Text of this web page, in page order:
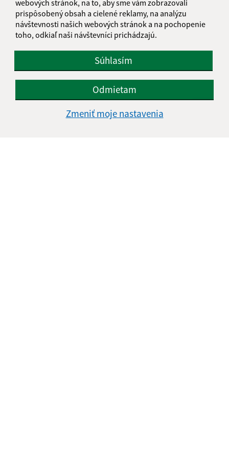
webových stránok, na to, aby sme vám zobrazovali
prispôsobený obsah a cielené reklamy, na analýzu
návštevnosti našich webových stránok a na pochopenie
toho, odkiaľ naši návštevníci prichádzajú.
Súhlasím
Odmietam
Zmeniť moje nastavenia